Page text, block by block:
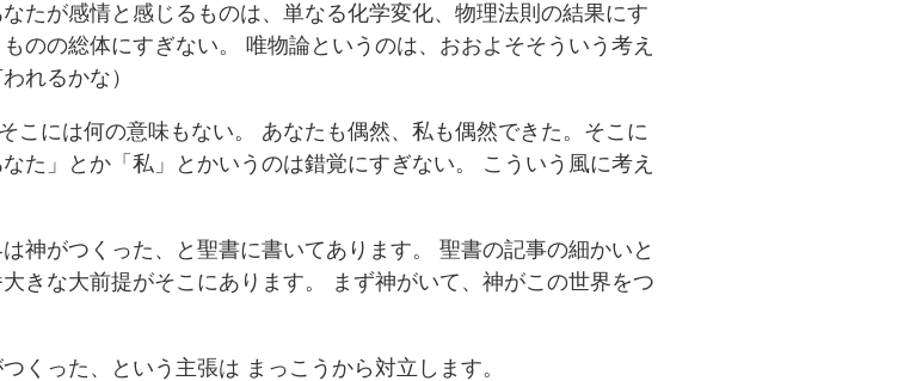
たが感情と感じるものは、単なる化学変化、物理法則の結果にす
のの総体にすぎない。 唯物論というのは、おおよそそういう考え
れるかな）
こには何の意味もない。 あなたも偶然、私も偶然できた。そこに
た」とか「私」とかいうのは錯覚にすぎない。 こういう風に考え
神がつくった、と聖書に書いてあります。 聖書の記事の細かいと
きな大前提がそこにあります。 まず神がいて、神がこの世界をつ
くった、という主張は まっこうから対立します。